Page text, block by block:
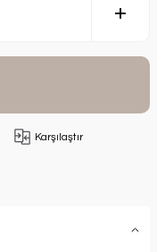
Karşılaştır